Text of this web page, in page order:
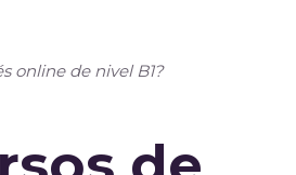
online de nivel B1?